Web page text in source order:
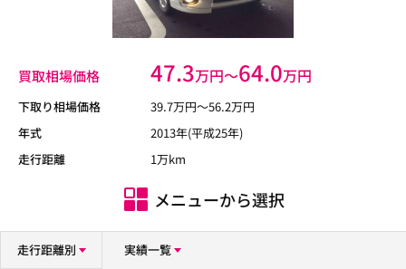
買取相場価格 47.3万円〜64.0万円
下取り相場価格 39.7万円〜56.2万円
年式
2013年(平成25年)
走行距離
1万km
メニューから選択
走行距離別 実績一覧